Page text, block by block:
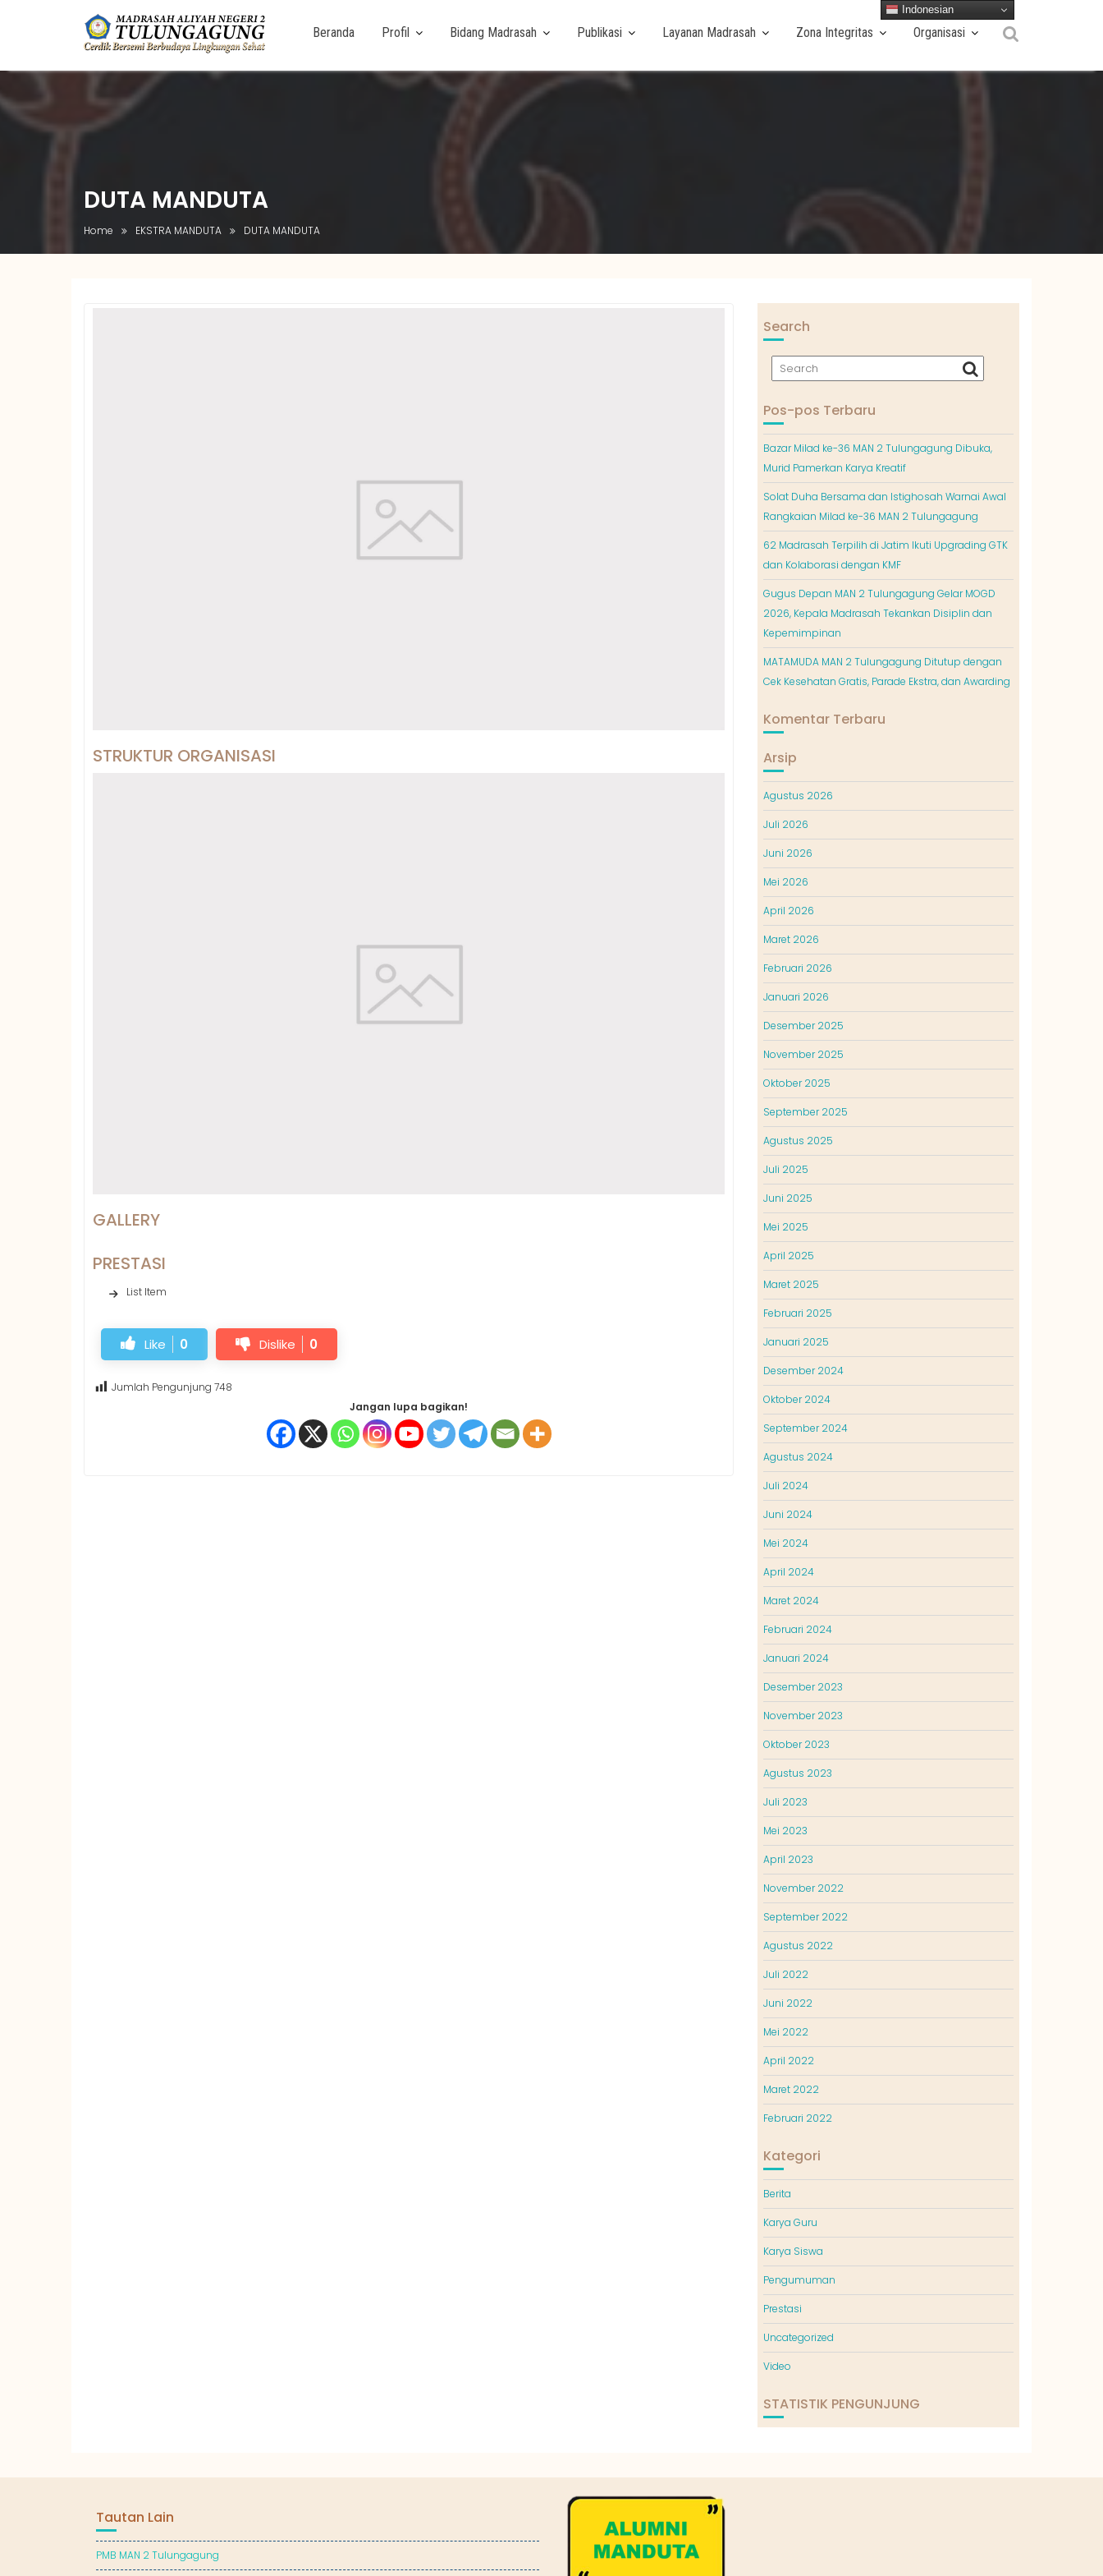
to
content
Beranda Profil Bidang Madrasah Publikasi Layanan Madrasah Zona Integritas Organisasi
DUTA MANDUTA
Home EKSTRA MANDUTA DUTA MANDUTA
STRUKTUR ORGANISASI
GALLERY
PRESTASI
List Item
Like 0 Dislike 0
Jumlah Pengunjung 748
Jangan lupa bagikan!
Search
Pos-pos Terbaru
Bazar Milad ke-36 MAN 2 Tulungagung Dibuka,
Murid Pamerkan Karya Kreatif
Solat Duha Bersama dan Istighosah Warnai Awal
Rangkaian Milad ke-36 MAN 2 Tulungagung
62 Madrasah Terpilih di Jatim Ikuti Upgrading GTK
dan Kolaborasi dengan KMF
Gugus Depan MAN 2 Tulungagung Gelar MOGD
2026, Kepala Madrasah Tekankan Disiplin dan
Kepemimpinan
MATAMUDA MAN 2 Tulungagung Ditutup dengan
Cek Kesehatan Gratis, Parade Ekstra, dan Awarding
Komentar Terbaru
Arsip
Agustus 2026
Juli 2026
Juni 2026
Mei 2026
April 2026
Maret 2026
Februari 2026
Januari 2026
Desember 2025
November 2025
Oktober 2025
September 2025
Agustus 2025
Juli 2025
Juni 2025
Mei 2025
April 2025
Maret 2025
Februari 2025
Januari 2025
Desember 2024
Oktober 2024
September 2024
Agustus 2024
Juli 2024
Juni 2024
Mei 2024
April 2024
Maret 2024
Februari 2024
Januari 2024
Desember 2023
November 2023
Oktober 2023
Agustus 2023
Juli 2023
Mei 2023
April 2023
November 2022
September 2022
Agustus 2022
Juli 2022
Juni 2022
Mei 2022
April 2022
Maret 2022
Februari 2022
Kategori
Berita
Karya Guru
Karya Siswa
Pengumuman
Prestasi
Uncategorized
Video
STATISTIK PENGUNJUNG
Tautan Lain
PMB MAN 2 Tulungagung
Indonesian